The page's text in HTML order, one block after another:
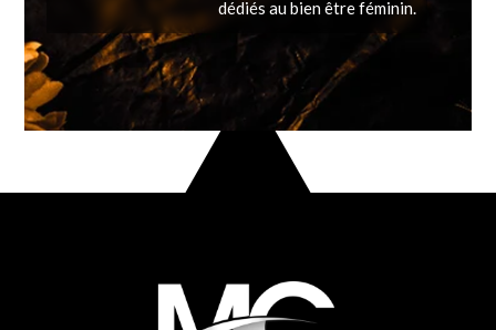
dédiés au bien être féminin.